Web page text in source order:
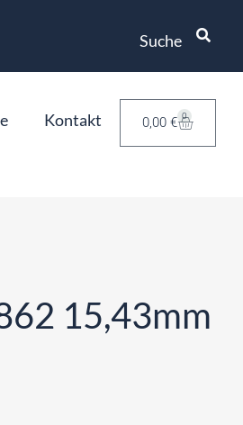
Suche
Kontakt 0,00 € 0
15,43mm